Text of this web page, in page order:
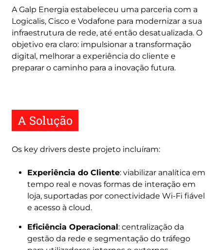
A Galp Energia estabeleceu uma parceria com a
Logicalis, Cisco e Vodafone para modernizar a sua
infraestrutura de rede, até então desatualizada. O
objetivo era claro: impulsionar a transformação
digital, melhorar a experiência do cliente e
preparar o caminho para a inovação futura.
A Solução
Os key drivers deste projeto incluíram:
Experiência do Cliente: viabilizar analítica em
tempo real e novas formas de interação em
loja, suportadas por conectividade Wi-Fi fiável
e acesso à cloud.
Eficiência Operacional: centralização da
gestão da rede e segmentação do tráfego